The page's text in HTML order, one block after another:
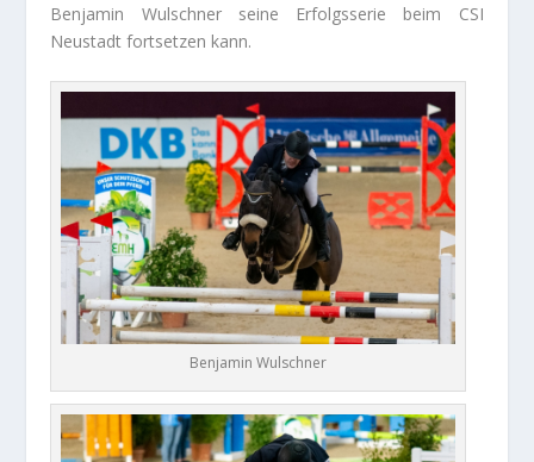
Benjamin Wulschner seine Erfolgsserie beim CSI
Neustadt fortsetzen kann.
Benjamin Wulschner